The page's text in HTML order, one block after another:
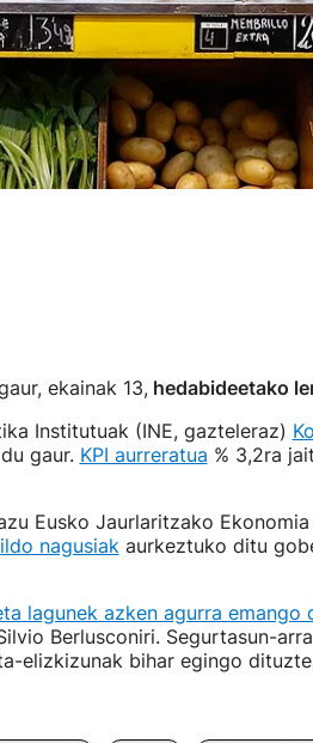
ekainak 13,hedabideetako
Institutuak (INE, gazteleraz)
gaur. KPI aurreratua % 3,2ra
Eusko Jaurlaritzako
nagusiakaurkeztuko ditu
lagunek azken agurra emango
Berlusconiri. Segurtasun-
elizkizunak bihar egingo